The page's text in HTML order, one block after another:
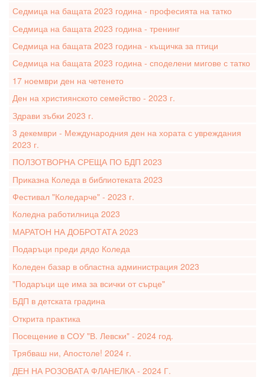
Седмица на бащата 2023 година - професията на татко
Седмица на бащата 2023 година - тренинг
Седмица на бащата 2023 година - къщичка за птици
Седмица на бащата 2023 година - споделени мигове с татко
17 ноември ден на четенето
Ден на християнското семейство - 2023 г.
Здрави зъбки 2023 г.
3 декември - Международния ден на хората с увреждания
2023 г.
ПОЛЗОТВОРНА СРЕЩА ПО БДП 2023
Приказна Коледа в библиотеката 2023
Фестивал "Коледарче" - 2023 г.
Коледна работилница 2023
МАРАТОН НА ДОБРОТАТА 2023
Подаръци преди дядо Коледа
Коледен базар в областна администрация 2023
"Подаръци ще има за всички от сърце"
БДП в детската градина
Открита практика
Посещение в СОУ "В. Левски" - 2024 год.
Трябваш ни, Апостоле! 2024 г.
ДЕН НА РОЗОВАТА ФЛАНЕЛКА - 2024 Г.